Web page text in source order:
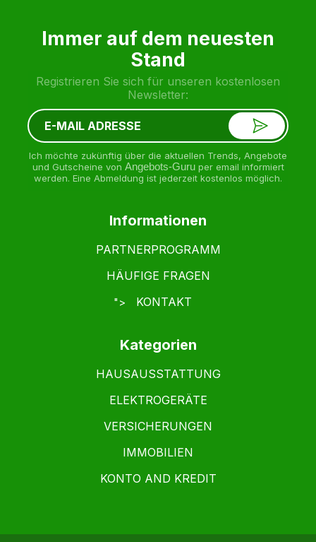
Immer auf dem neuesten
Stand
Registrieren Sie sich für unseren kostenlosen
Newsletter:
Ich möchte zukünftig über die aktuellen Trends, Angebote
und Gutscheine von Angebots-Guru per email informiert
werden. Eine Abmeldung ist jederzeit kostenlos möglich.
Informationen
PARTNERPROGRAMM
HÄUFIGE FRAGEN
"> KONTAKT
Kategorien
HAUSAUSSTATTUNG
ELEKTROGERÄTE
VERSICHERUNGEN
IMMOBILIEN
KONTO AND KREDIT